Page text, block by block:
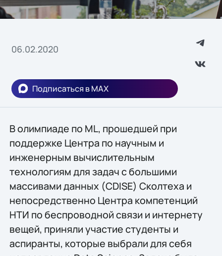
06.02.2020
Подписаться в MAX
В олимпиаде по ML, прошедшей при
поддержке Центра по научным и
инженерным вычислительным
технологиям для задач с большими
массивами данных (CDISE) Сколтеха и
непосредственно Центра компетенций
НТИ по беспроводной связи и интернету
вещей, приняли участие студенты и
аспиранты, которые выбрали для себя